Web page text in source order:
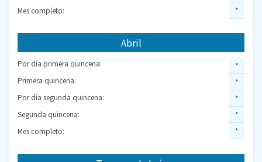
Mes completo:
*
Abril
Por día primera quincena:
Primera quincena:
Por día segunda quincena:
Segunda quincena:
Mes completo:
*
*
*
*
*